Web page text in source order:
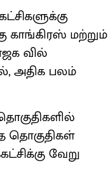
காங்கிரஸ் மற்றும்
வில்
அதிக பலம்
தொகுதிகள்
வேறு